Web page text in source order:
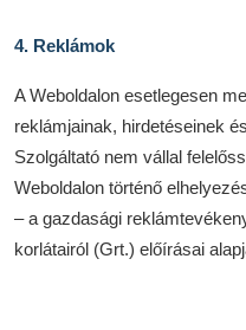
4. Reklámok
A Weboldalon esetlegesen
reklámjainak, hirdetéseinek
Szolgáltató nem vállal
Weboldalon történő
– a gazdasági
korlátairól (Grt.) előírásai